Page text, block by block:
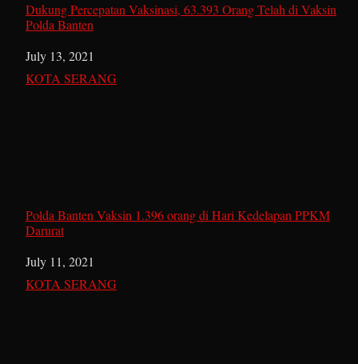
Dukung Percepatan Vaksinasi, 63.393 Orang Telah di Vaksin
Polda Banten
Date
July 13, 2021
In relation to
KOTA SERANG
Polda Banten Vaksin 1.396 orang di Hari Kedelapan PPKM
Darurat
Date
July 11, 2021
In relation to
KOTA SERANG